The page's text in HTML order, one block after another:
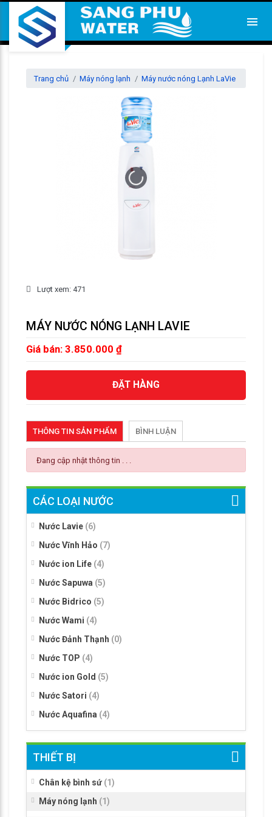
Trang chủ Máy nóng lạnh Máy nước nóng Lạnh LaVie
Lượt xem: 471
MÁY NƯỚC NÓNG LẠNH LAVIE
Giá bán: 3.850.000 ₫
ĐẶT HÀNG
THÔNG TIN SẢN PHẨM BÌNH LUẬN
Đang cập nhật thông tin . . .
CÁC LOẠI NƯỚC
Nước Lavie (6)
Nước Vĩnh Hảo (7)
Nước ion Life (4)
Nước Sapuwa (5)
Nước Bidrico (5)
Nước Wami (4)
Nước Đảnh Thạnh (0)
Nước TOP (4)
Nước ion Gold (5)
Nước Satori (4)
Nước Aquafina (4)
THIẾT BỊ
Chân kệ bình sứ (1)
Máy nóng lạnh (1)